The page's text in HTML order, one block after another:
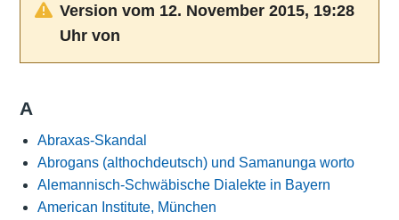
Version vom 12. November 2015, 19:28
Uhr von
A
Abraxas-Skandal
Abrogans (althochdeutsch) und Samanunga worto
Alemannisch-Schwäbische Dialekte in Bayern
American Institute, München